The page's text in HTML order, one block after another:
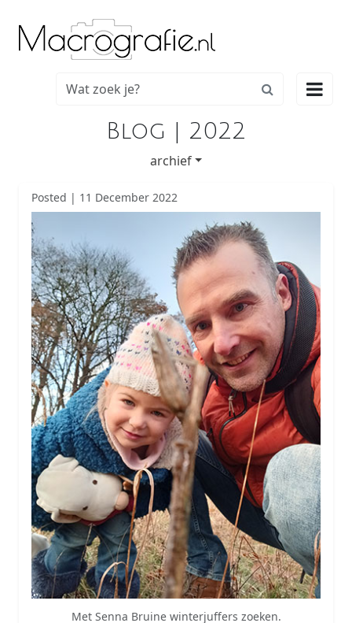

Blog | 2022
archief
Posted | 11 December 2022
Met Senna Bruine winterjuffers zoeken.